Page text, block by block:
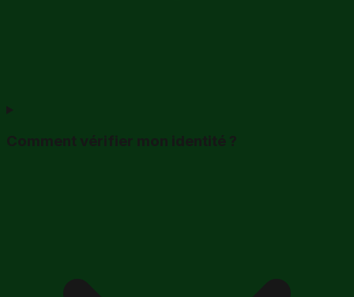
Comment vérifier mon identité ?